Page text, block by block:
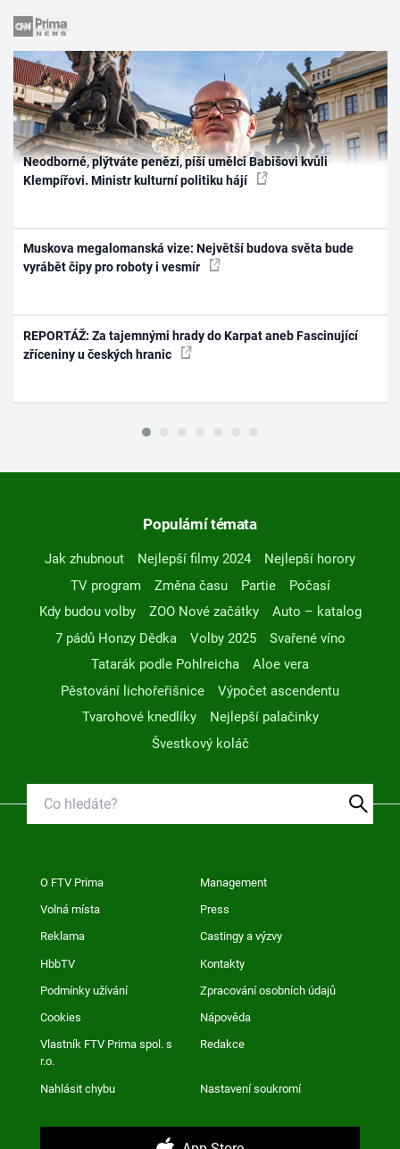
Neodborné, plýtváte penězi, píší umělci Babišovi kvůli
Klempířovi. Ministr kulturní politiku hájí
Muskova megalomanská vize: Největší budova světa bude
vyrábět čipy pro roboty i vesmír
REPORTÁŽ: Za tajemnými hrady do Karpat aneb Fascinující
zříceniny u českých hranic
Populární témata
Jak zhubnout Nejlepší filmy 2024
Nejlepší horory
TV program
Změna času Partie
Počasí
Kdy budou volby
ZOO Nové začátky
Auto – katalog
7 pádů Honzy Dědka
Volby 2025
Svařené víno
Tatarák podle Pohlreicha
Aloe vera
Pěstování lichořeřišnice
Výpočet ascendentu
Tvarohové knedlíky
Nejlepší palačinky
Švestkový koláč
O FTV Prima Management
Volná místa Press
Reklama Castingy a výzvy
HbbTV Kontakty
Podmínky užívání Zpracování osobních údajů
Cookies Nápověda
Vlastník FTV Prima spol. s
r.o.
Redakce
Nahlásit chybu Nastavení soukromí